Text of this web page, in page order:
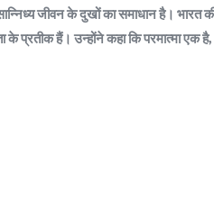
जीवन के दुखों का समाधान है। भारत
के प्रतीक हैं। उन्होंने कहा कि परमात्मा एक